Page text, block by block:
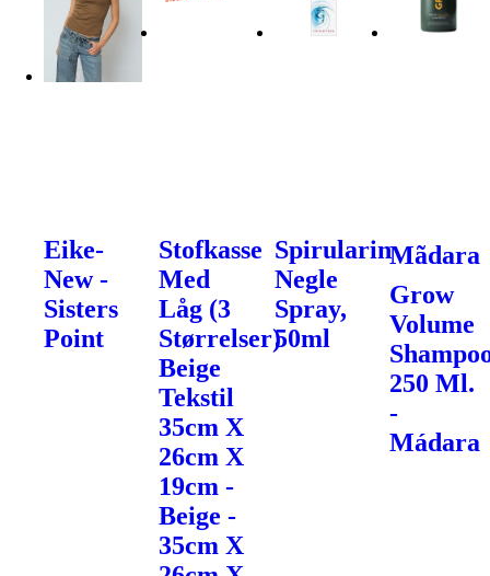
Eike-
New -
Sisters
Point
Stofkasse
Med
Låg (3
Størrelser)
Beige
Tekstil
35cm X
26cm X
19cm -
Beige -
35cm X
Spirularin
Negle
Spray,
50ml
Mãdara
Grow
Volume
250 Ml.
-
Mádara